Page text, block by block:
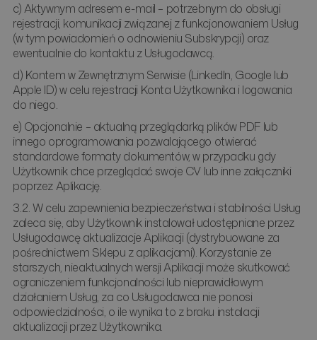
c) Aktywnym adresem e-mail – potrzebnym do obsługi
rejestracji, komunikacji związanej z funkcjonowaniem Usług
(w tym powiadomień o odnowieniu Subskrypcji) oraz
ewentualnie do kontaktu z Usługodawcą.
d) Kontem w Zewnętrznym Serwisie (LinkedIn, Google lub
Apple ID) w celu rejestracji Konta Użytkownika i logowania
do niego.
e) Opcjonalnie – aktualną przeglądarką plików PDF lub
innego oprogramowania pozwalającego otwierać
standardowe formaty dokumentów, w przypadku gdy
Użytkownik chce przeglądać swoje CV lub inne załączniki
poprzez Aplikację.
3.2. W celu zapewnienia bezpieczeństwa i stabilności Usług
zaleca się, aby Użytkownik instalował udostępniane przez
Usługodawcę aktualizacje Aplikacji (dystrybuowane za
pośrednictwem Sklepu z aplikacjami). Korzystanie ze
starszych, nieaktualnych wersji Aplikacji może skutkować
ograniczeniem funkcjonalności lub nieprawidłowym
działaniem Usług, za co Usługodawca nie ponosi
odpowiedzialności, o ile wynika to z braku instalacji
aktualizacji przez Użytkownika.